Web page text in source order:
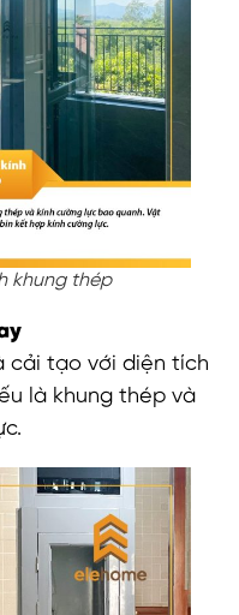
khung thép
cải tạo với diện tích
là khung thép và